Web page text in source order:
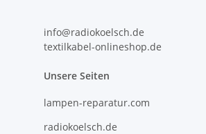
info@radiokoelsch.de
textilkabel-onlineshop.de
Unsere Seiten
lampen-reparatur.com
radiokoelsch.de